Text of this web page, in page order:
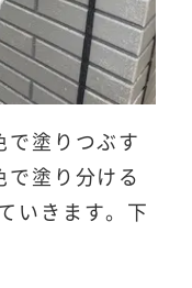
で塗りつぶす
で塗り分ける
いきます。下